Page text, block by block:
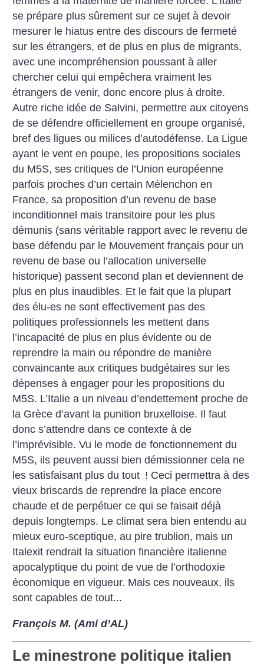
se prépare plus sûrement sur ce sujet à devoir
mesurer le hiatus entre des discours de fermeté
sur les étrangers, et de plus en plus de migrants,
avec une incompréhension poussant à aller
chercher celui qui empêchera vraiment les
étrangers de venir, donc encore plus à droite.
Autre riche idée de Salvini, permettre aux citoyens
de se défendre officiellement en groupe organisé,
bref des ligues ou milices d’autodéfense. La Ligue
ayant le vent en poupe, les propositions sociales
du M5S, ses critiques de l’Union européenne
parfois proches d’un certain Mélenchon en
France, sa proposition d’un revenu de base
inconditionnel mais transitoire pour les plus
démunis (sans véritable rapport avec le revenu de
base défendu par le Mouvement français pour un
revenu de base ou l’allocation universelle
historique) passent second plan et deviennent de
plus en plus inaudibles. Et le fait que la plupart
des élu-es ne sont effectivement pas des
politiques professionnels les mettent dans
l’incapacité de plus en plus évidente ou de
reprendre la main ou répondre de manière
convaincante aux critiques budgétaires sur les
dépenses à engager pour les propositions du
M5S. L’Italie a un niveau d’endettement proche de
la Grèce d’avant la punition bruxelloise. Il faut
donc s’attendre dans ce contexte à de
l’imprévisible. Vu le mode de fonctionnement du
M5S, ils peuvent aussi bien démissionner cela ne
les satisfaisant plus du tout ! Ceci permettra à des
vieux briscards de reprendre la place encore
chaude et de perpétuer ce qui se faisait déjà
depuis longtemps. Le climat sera bien entendu au
mieux euro-sceptique, au pire trublion, mais un
Italexit rendrait la situation financière italienne
apocalyptique du point de vue de l’orthodoxie
économique en vigueur. Mais ces nouveaux, ils
sont capables de tout...
François M. (Ami d’AL)
Le minestrone politique italien